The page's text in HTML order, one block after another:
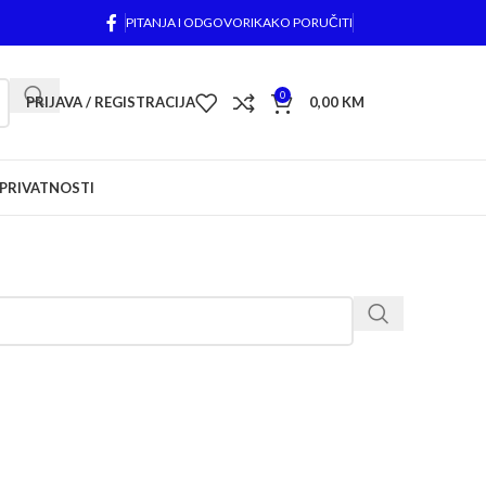
PITANJA I ODGOVORIKAKO PORUČITI
PRIJAVA / REGISTRACIJA 0 0,00 KM